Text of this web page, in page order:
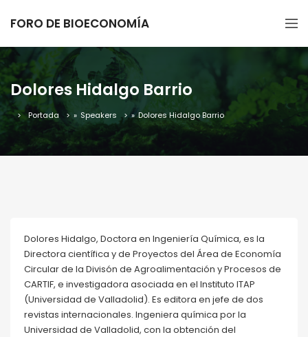
FORO DE BIOECONOMÍA
Dolores Hidalgo Barrio
Portada » Speakers » Dolores Hidalgo Barrio
Dolores Hidalgo, Doctora en Ingeniería Química, es la
Directora científica y de Proyectos del Área de Economía
Circular de la Divisón de Agroalimentación y Procesos de
CARTIF, e investigadora asociada en el Instituto ITAP
(Universidad de Valladolid). Es editora en jefe de dos
revistas internacionales. Ingeniera química por la
Universidad de Valladolid, con la obtención del